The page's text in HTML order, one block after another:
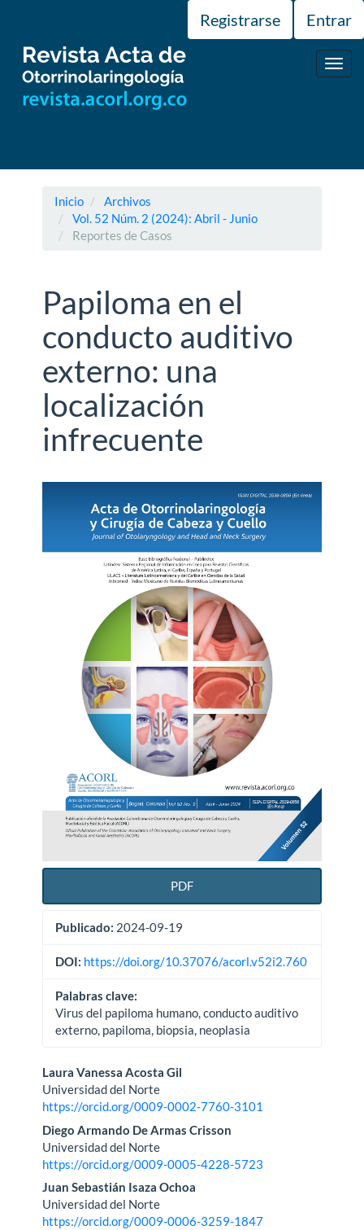
principal
Barra
lateral
Registrarse Entrar
Inicio
Archivos
Vol. 52 Núm. 2 (2024): Abril - Junio
Reportes de Casos
Papiloma en el
conducto auditivo
externo: una
localización
infrecuente
Barra
lateral
del
artículo
PDF
Publicado: 2024-09-19
DOI: https://doi.org/10.37076/acorl.v52i2.760
Palabras clave:
Virus del papiloma humano, conducto auditivo
externo, papiloma, biopsia, neoplasia
Contenido
principal
del
artículo
Laura Vanessa Acosta Gil
Universidad del Norte
https://orcid.org/0009-0002-7760-3101
Diego Armando De Armas Crisson
Universidad del Norte
https://orcid.org/0009-0005-4228-5723
Juan Sebastián Isaza Ochoa
Universidad del Norte
https://orcid.org/0009-0006-3259-1847